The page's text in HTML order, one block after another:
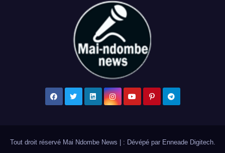
Tout droit réservé Mai Ndombe News : Dévépé par Enneade Digitech.